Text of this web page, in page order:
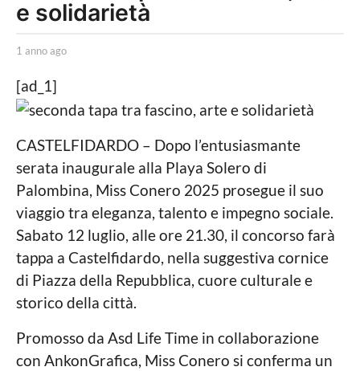
n
o
a
g
1
a
n
n
o
a
g
o
e solidarietà
b
L
a
P
l
t
i
a
L
o
c
a
l
e
1 anno ago
o
g
[ad_1]
CASTELFIDARDO – Dopo l’entusiasmante
serata inaugurale alla Playa Solero di
Palombina, Miss Conero 2025 prosegue il suo
viaggio tra eleganza, talento e impegno sociale.
Sabato 12 luglio, alle ore 21.30, il concorso farà
tappa a Castelfidardo, nella suggestiva cornice
di Piazza della Repubblica, cuore culturale e
storico della città.
Promosso da Asd Life Time in collaborazione
con AnkonGrafica, Miss Conero si conferma un